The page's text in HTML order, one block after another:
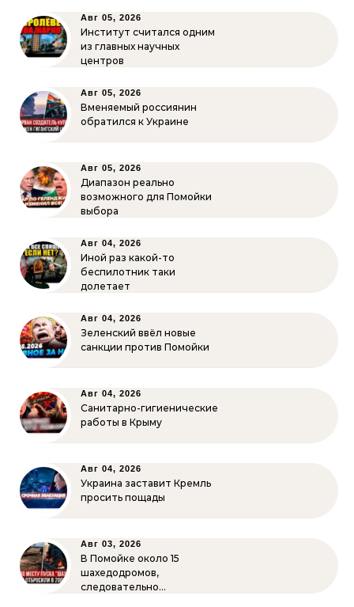
Авг 05, 2026
Институт считался одним
из главных научных
центров
Авг 05, 2026
Вменяемый россиянин
обратился к Украине
Авг 05, 2026
Диапазон реально
возможного для Помойки
выбора
Авг 04, 2026
Иной раз какой-то
беспилотник таки
долетает
Авг 04, 2026
Зеленский ввёл новые
санкции против Помойки
Авг 04, 2026
Санитарно-гигиенические
работы в Крыму
Авг 04, 2026
Украина заставит Кремль
просить пощады
Авг 03, 2026
В Помойке около 15
шахедодромов,
следовательно…